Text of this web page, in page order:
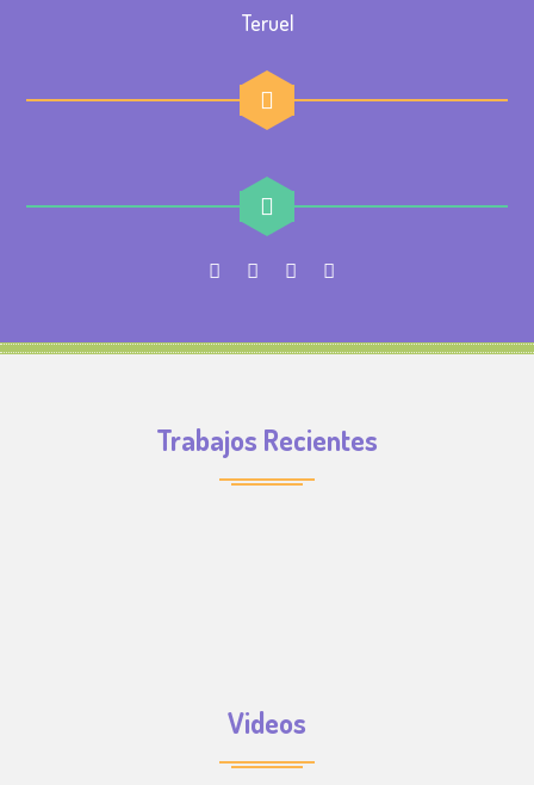
Teruel
Trabajos Recientes
Videos